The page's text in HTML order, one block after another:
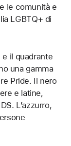
le comunità e
LGBTQ+ di
il quadrante
una gamma
Pride. Il nero
e latine,
L’azzurro,